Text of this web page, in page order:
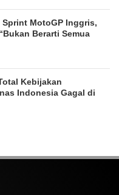
MotoGP Inggris,
Berarti Semua
Kebijakan
Indonesia Gagal di